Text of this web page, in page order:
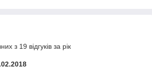
з 19 відгуків за рік